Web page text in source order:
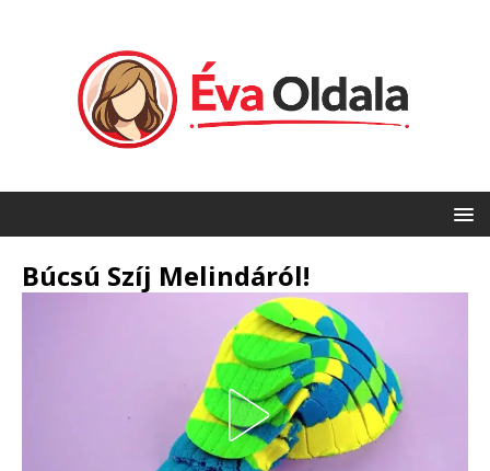
Búcsú Szíj Melindáról!